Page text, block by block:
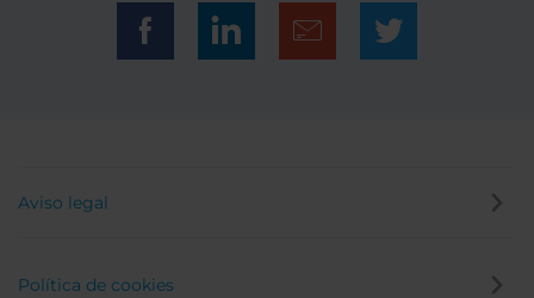
Aviso legal
Política de cookies